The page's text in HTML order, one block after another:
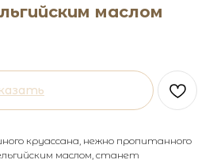
маслом
круассана, нежно пропитанного
маслом, станет